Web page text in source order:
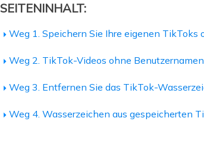
SEITENINHALT:
Weg 1. Speichern Sie Ihre eigenen
Weg 2. TikTok-Videos ohne
Weg 3. Entfernen Sie das TikTok-
Weg 4. Wasserzeichen aus gespeicherten